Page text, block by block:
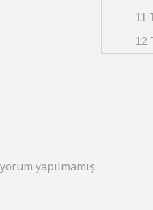
11
12
yapılmamış.